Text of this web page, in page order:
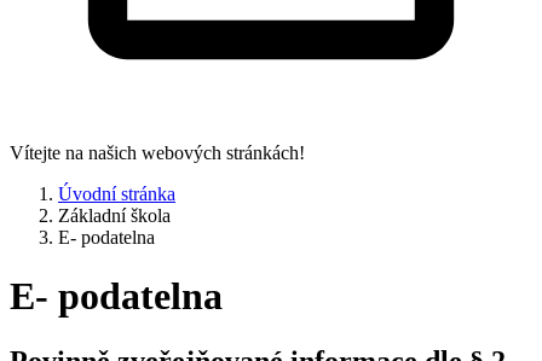
Vítejte na našich webových stránkách!
Úvodní stránka
Základní škola
E- podatelna
E- podatelna